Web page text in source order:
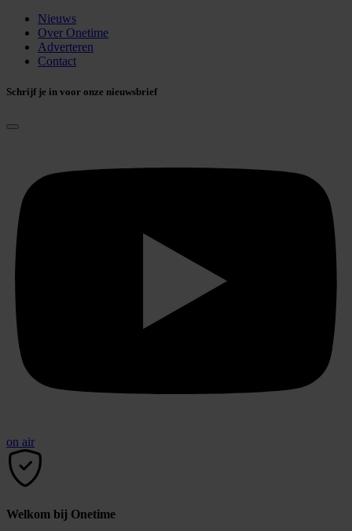
Nieuws
Over Onetime
Adverteren
Contact
Schrijf je in voor onze nieuwsbrief
on air
Welkom bij Onetime